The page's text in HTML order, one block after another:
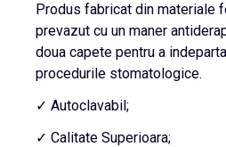
Produs fabricat din materiale
prevazut cu un maner
doua capete pentru a
procedurile stomatologice.
✓ Autoclavabil;
✓ Calitate Superioara;